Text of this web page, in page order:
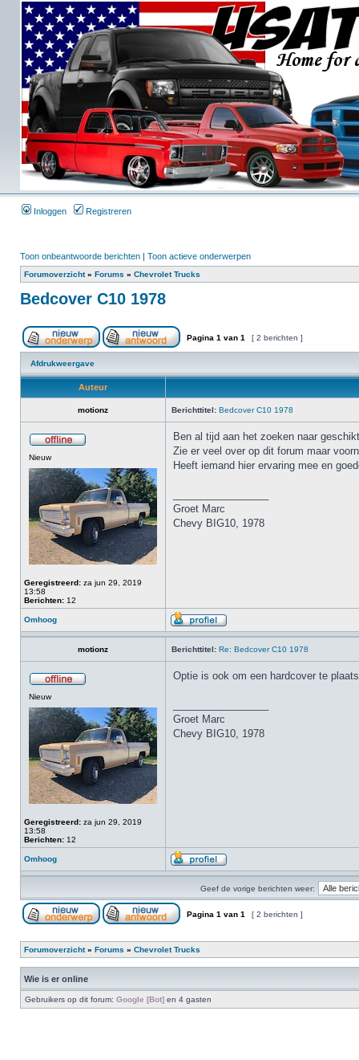
Inloggen Registreren
Toon onbeantwoorde berichten | Toon actieve onderwerpen
Forumoverzicht» Forums » Chevrolet Trucks
Bedcover C10 1978
Pagina 1 van 1 [ 2 berichten ]
Afdrukweergave
Auteur
motionz Berichttitel: Bedcover C10 1978
Nieuw
Geregistreerd: za jun 29, 2019
13:58
Berichten: 12
Ben al tijd aan het zoeken naar
Zie er veel over op dit forum maar
Heeft iemand hier ervaring mee en
Groet Marc
Chevy BIG10, 1978
Omhoog
motionz Berichttitel: Re: Bedcover C10 1978
Nieuw
Geregistreerd: za jun 29, 2019
13:58
Berichten: 12
Optie is ook om een hardcover te
Groet Marc
Chevy BIG10, 1978
Omhoog
Geef de vorige berichten weer:
Pagina 1 van 1 [ 2 berichten ]
Forumoverzicht» Forums » Chevrolet Trucks
Wie is er online
Gebruikers op dit forum: Google [Bot] en 4 gasten